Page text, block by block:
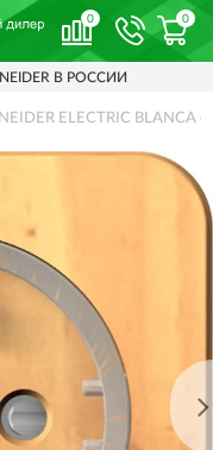
0 0
В РОССИИ
ELECTRIC